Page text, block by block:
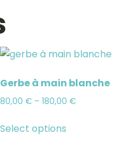
Gerbe à main blanche
80,00€ –180,00€
Select options